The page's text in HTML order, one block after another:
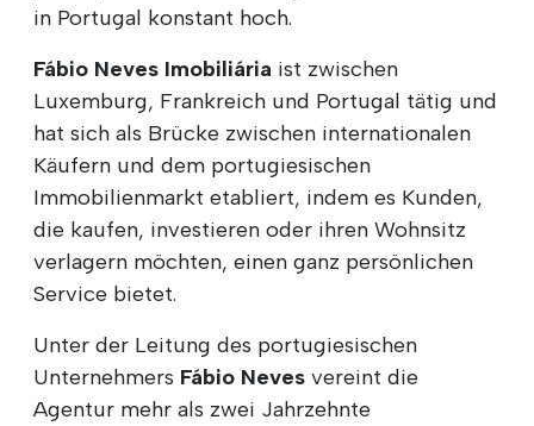
in Portugal konstant hoch.
Fábio Neves Imobiliária ist zwischen
Luxemburg, Frankreich und Portugal tätig und
hat sich als Brücke zwischen internationalen
Käufern und dem portugiesischen
Immobilienmarkt etabliert, indem es Kunden,
die kaufen, investieren oder ihren Wohnsitz
verlagern möchten, einen ganz persönlichen
Service bietet.
Unter der Leitung des portugiesischen
Unternehmers Fábio Neves vereint die
Agentur mehr als zwei Jahrzehnte